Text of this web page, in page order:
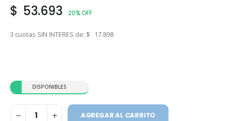
$ 53.693 20% OFF
3 cuotas SIN INTERES de: $ 17.898
DISPONIBLES
AGREGAR AL CARRITO